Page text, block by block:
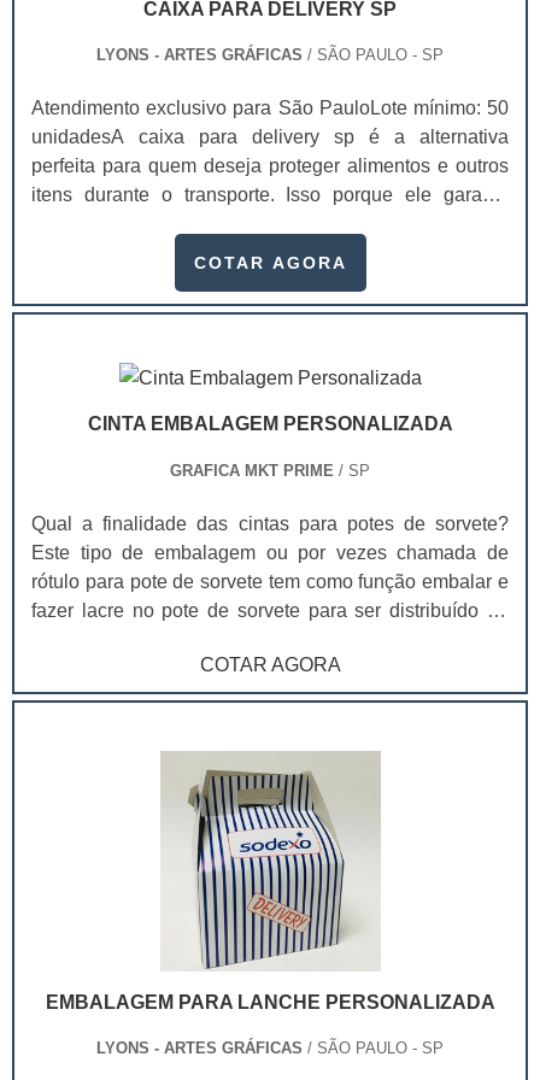
entregá-los a alguém é uma demonstração de
envio, proporcionando ainda mais confiabilidade para a
empresa. Algo positivo de contar com envelopes é que
eles conferem maior credibilidade para a empresa que
o está utilizando. Empresa especializada em impressão
tipos de produtos, todos com ótima qualidade. Cada
serviço é realizado sempre de acordo com o tamanho
do produto. .
CAIXA PARA DELIVERY SP
LYONS - ARTES GRÁFICAS / SÃO PAULO - SP
Atendimento exclusivo para São PauloLote mínimo: 50
unidadesA caixa para delivery sp é a alternativa
perfeita para quem deseja proteger alimentos e outros
itens durante o transporte. Isso porque ele garante
como a integridade e qualidade dos produtos,
dano.Essas caixas são desenvolvidas com materiais
ajudam o meio ambiente, já que não poluem a natu.
COTAR AGORA
CINTA EMBALAGEM PERSONALIZADA
GRAFICA MKT PRIME / SP
Qual a finalidade das cintas para potes de sorvete?
Este tipo de embalagem ou por vezes chamada de
rótulo para pote de sorvete tem como função embalar e
fazer lacre no pote de sorvete para ser distribuído no
capacidade criativa grande, afinal toda a extensão da
cinta pode ser aproveitada para arte e informação,
produto. Ao contrário da técnica In Mold Label, que faz
a impressão direto no pote, as cintas proporcionam
qualidade visual muito superior, são produzidas em
impressão offset e por isso entregam sensação visual
muito mais nítida e atraente. As cintas são feitas em
papel e por isso o seu armazenamento é mais fácil,
precisa de pouco espaço para guardar, não necessita
de uma quantidade mínima tão grande para impressão,
muito grande, são mais facilmente adaptáveis aos
potes e não necessitam que o pote seja comprado
COTAR AGORA
EMBALAGEM PARA LANCHE PERSONALIZADA
LYONS - ARTES GRÁFICAS / SÃO PAULO - SP